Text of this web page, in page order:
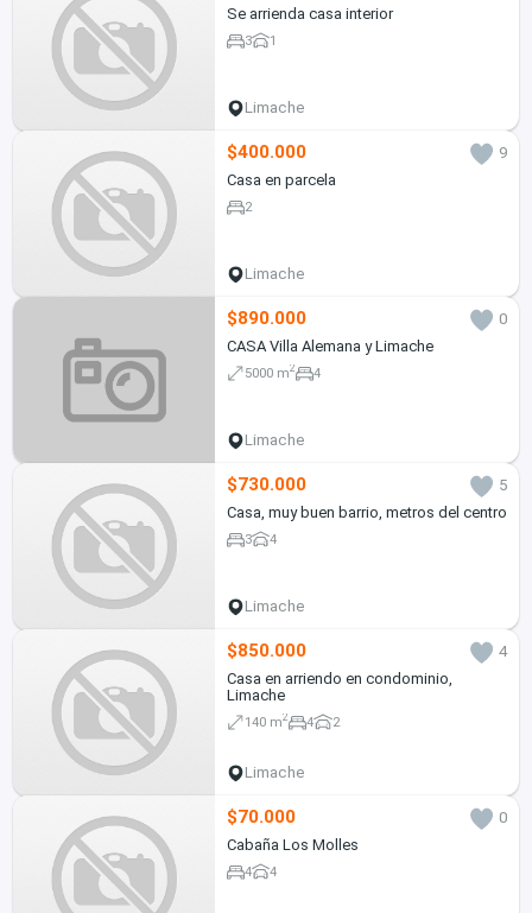
Se arrienda casa interior
3 1
Limache
$400.000
9
Casa en parcela
2
Limache
$890.000
0
CASA Villa Alemana y Limache
5000 m2 4
Limache
$730.000
5
Casa, muy buen barrio, metros del centro
3 4
Limache
$850.000
4
Casa en arriendo en condominio,
Limache
140 m2 4 2
Limache
$70.000
0
Cabaña Los Molles
4 4